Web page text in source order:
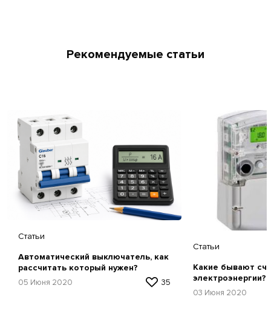
Рекомендуемые статьи
Статьи
Автоматический выключатель, как
рассчитать который нужен?
05 Июня 2020 35
Статьи
Какие бывают
электроэнергии?
03 Июня 2020